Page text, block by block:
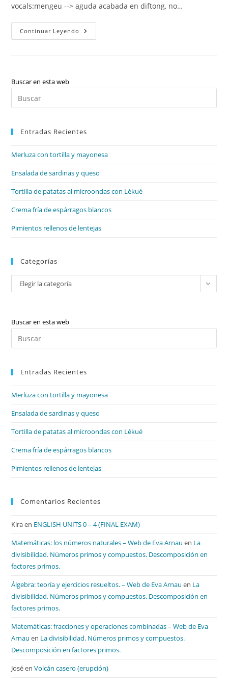
vocals:mengeu --> aguda acabada en diftong, no…
Continuar Leyendo VALENCIÀ
T.1
I
Tipus
Textuals
De
La
Funcions
Llenguatge,
Concepte
Els
Gèneres
Literaris,
La
Buscar en esta web
Entradas Recientes
Merluza con tortilla y mayonesa
Ensalada de sardinas y queso
Tortilla de patatas al microondas con Lékué
Crema fría de espárragos blancos
Pimientos rellenos de lentejas
Categorías
Categorías
Elegir la categoría
Buscar en esta web
Entradas Recientes
Merluza con tortilla y mayonesa
Ensalada de sardinas y queso
Tortilla de patatas al microondas con Lékué
Crema fría de espárragos blancos
Pimientos rellenos de lentejas
Comentarios Recientes
Kiraen ENGLISH UNITS 0 – 4 (FINAL EXAM)
Matemáticas: los números naturales – Web de Eva Arnau en La
divisibilidad. Números primos y compuestos. Descomposición en
factores primos.
Álgebra: teoría y ejercicios resueltos. – Web de Eva Arnau en La
divisibilidad. Números primos y compuestos. Descomposición en
factores primos.
Matemáticas: fracciones y operaciones combinadas – Web de Eva
Arnau en La divisibilidad. Números primos y compuestos.
Descomposición en factores primos.
JoséenVolcán casero (erupción)